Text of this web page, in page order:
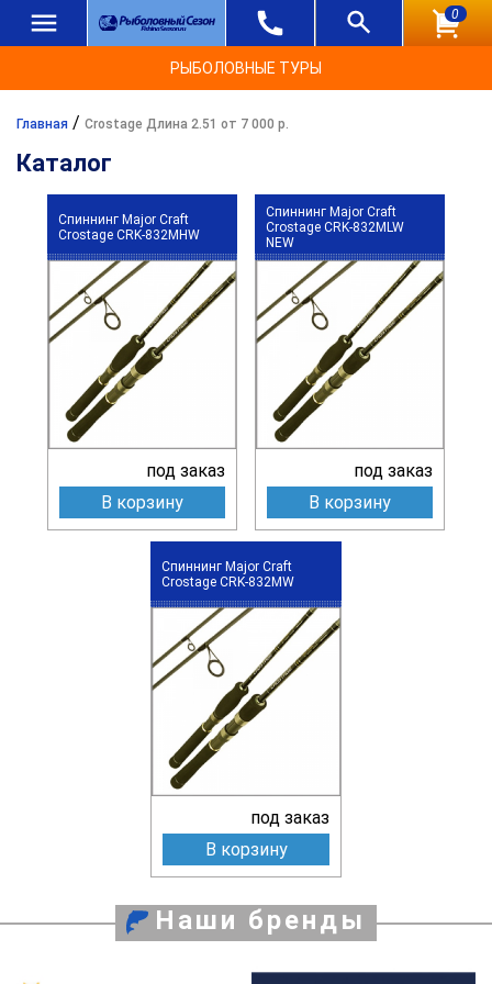
0
РЫБОЛОВНЫЕ ТУРЫ
Главная / Crostage Длина 2.51 от 7 000 р.
Каталог
Спиннинг Major Craft
Crostage CRK-832MHW
под заказ
В корзину
Спиннинг Major Craft
Crostage CRK-832MLW
NEW
под заказ
В корзину
Спиннинг Major Craft
Crostage CRK-832MW
под заказ
В корзину
Наши бренды